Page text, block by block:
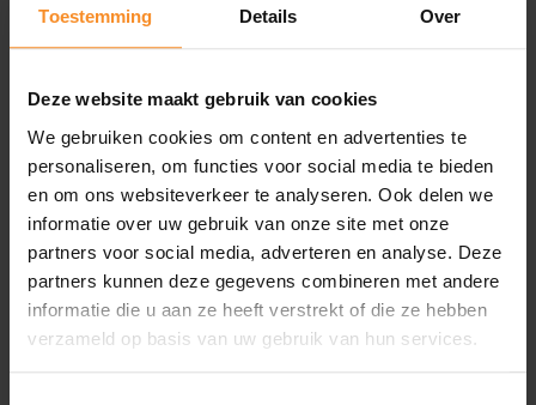
Toestemming Details Over
Deze website maakt gebruik van cookies
We gebruiken cookies om content en advertenties te
personaliseren, om functies voor social media te bieden
en om ons websiteverkeer te analyseren. Ook delen we
informatie over uw gebruik van onze site met onze
partners voor social media, adverteren en analyse. Deze
partners kunnen deze gegevens combineren met andere
informatie die u aan ze heeft verstrekt of die ze hebben
verzameld op basis van uw gebruik van hun services.
tegen haken, uitsteeksels en scherpe objecten op de
weg.
Daarnaast werd het bovenwerk vakkundig aan de zool
dus langer meegaat.
Tot slot zorgt het asymmetrische vetersysteem
voormeer ondersteuningen vermijdt het pijnlijke
drukpunten.
Licht in gewicht en dempend
Om jouw comfort te verhogen, biedt de EVA
tussenzool een
beschermende demping